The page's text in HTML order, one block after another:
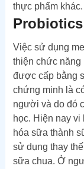
thực phẩm khác.
Probiotics
Việc sử dụng
thiện chức năng
được cấp bằng
chứng minh là
người và do đó
học. Hiện nay
hóa sữa thành
sử dụng thay
sữa chua. Ở